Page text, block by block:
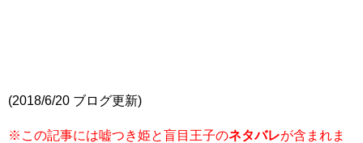
(2018/6/20 ブログ更新)
※この記事には嘘つき姫と盲目王子のネタバレが含まれま